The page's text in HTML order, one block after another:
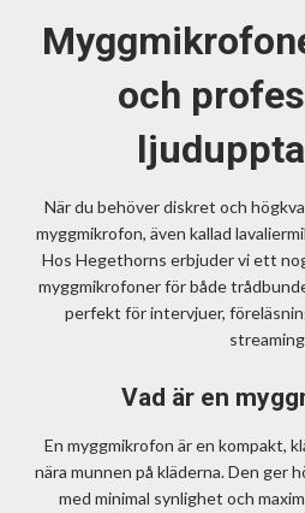
och
När du behöver diskret och
myggmikrofon, även kallad
Hos Hegethorns erbjuder vi ett
myggmikrofoner för både
perfekt för intervjuer,
Vad är en
En myggmikrofon är en kompakt,
nära munnen på kläderna. Den ger
med minimal synlighet och